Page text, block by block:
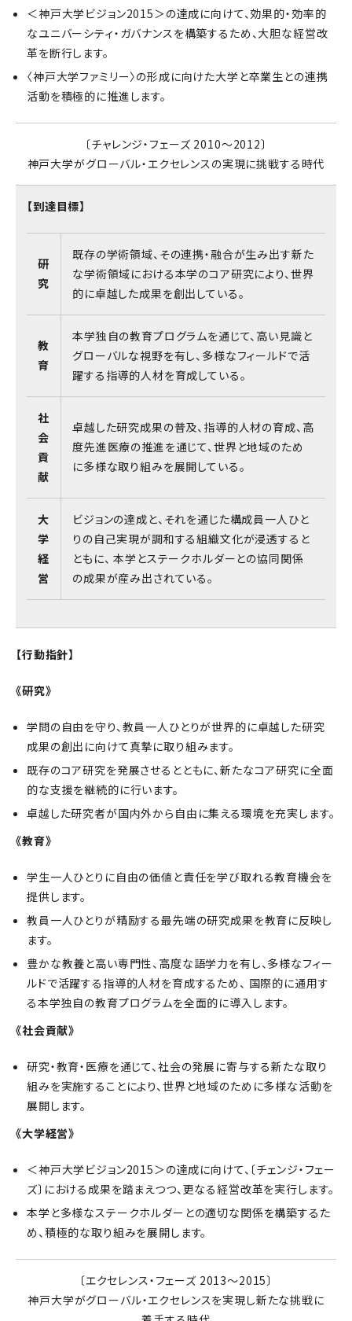
＜神戸大学ビジョン2015＞の達成に向けて、効果的・効率的
なユニバーシティ・ガバナンスを構築するため、大胆な経営改
革を断行します。
〈神戸大学ファミリー〉の形成に向けた大学と卒業生との連携
活動を積極的に推進します。
〔チャレンジ・フェーズ 2010～2012〕
神戸大学がグローバル・エクセレンスの実現に挑戦する時代
【到達目標】
研
究
既存の学術領域、その連携・融合が生み出す新た
な学術領域における本学のコア研究により、世界
的に卓越した成果を創出している。
教
育
本学独自の教育プログラムを通じて、高い見識と
グローバルな視野を有し、多様なフィールドで活
躍する指導的人材を育成している。
社
会
貢
献
卓越した研究成果の普及、指導的人材の育成、高
度先進医療の推進を通じて、世界と地域のため
に多様な取り組みを展開している。
大
学
経
営
ビジョンの達成と、それを通じた構成員一人ひと
りの自己実現が調和する組織文化が浸透すると
ともに、 本学とステークホルダーとの協同関係
の成果が産み出されている。
【行動指針】
《研究》
学問の自由を守り、教員一人ひとりが世界的に卓越した研究
成果の創出に向けて真摯に取り組みます。
既存のコア研究を発展させるとともに、新たなコア研究に全面
的な支援を継続的に行います。
卓越した研究者が国内外から自由に集える環境を充実します。
《教育》
学生一人ひとりに自由の価値と責任を学び取れる教育機会を
提供します。
教員一人ひとりが精励する最先端の研究成果を教育に反映し
ます。
豊かな教養と高い専門性、高度な語学力を有し、多様なフィー
ルドで活躍する指導的人材を育成するため、 国際的に通用す
る本学独自の教育プログラムを全面的に導入します。
《社会貢献》
研究・教育・医療を通じて、社会の発展に寄与する新たな取り
組みを実施することにより、世界と地域のために多様な活動を
展開します。
《大学経営》
＜神戸大学ビジョン2015＞の達成に向けて、〔チェンジ・フェー
ズ〕における成果を踏まえつつ、更なる経営改革を実行します。
本学と多様なステークホルダーとの適切な関係を構築するた
め、積極的な取り組みを展開します。
〔エクセレンス・フェーズ 2013～2015〕
神戸大学がグローバル・エクセレンスを実現し新たな挑戦に